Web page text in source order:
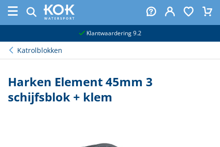
Klantwaardering 9.2
Katrolblokken
Harken Element 45mm 3
schijfsblok + klem